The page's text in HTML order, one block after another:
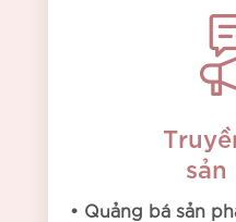
sản
• Quảng bá sản